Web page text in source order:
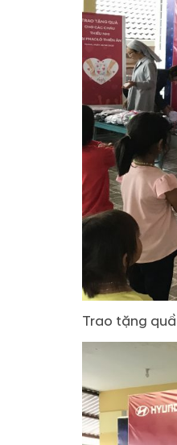
Trao tặng